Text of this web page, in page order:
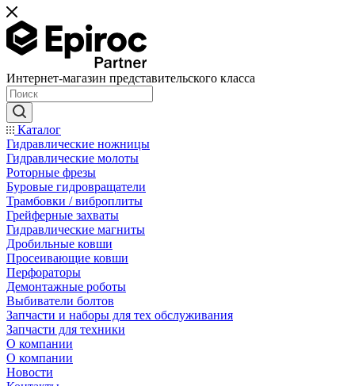
Интернет-магазин представительского класса
Каталог
Гидравлические ножницы
Гидравлические молоты
Роторные фрезы
Буровые гидровращатели
Трамбовки / виброплиты
Грейферные захваты
Гидравлические магниты
Дробильные ковши
Просеивающие ковши
Перфораторы
Демонтажные роботы
Выбиватели болтов
Запчасти и наборы для тех обслуживания
Запчасти для техники
О компании
О компании
Новости